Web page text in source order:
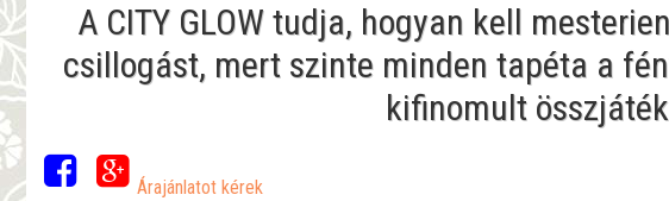
A CITY GLOW tudja, hogyan kell
csillogást, mert szinte minden tapéta a
kifinomult
Árajánlatot kérek